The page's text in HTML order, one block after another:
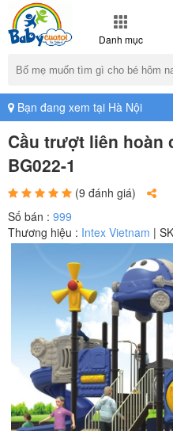
Danh mục
Bạn đang xem tại Hà Nội
Cầu trượt liên hoàn
BG022-1
(9 đánh giá)
Số bán : 999
Thương hiệu : Intex Vietnam |